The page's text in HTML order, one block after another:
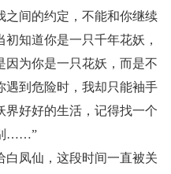
之间的约定，不能和你继续
知道你是一只千年花妖，
因为你是一只花妖，而是不
遇到危险时，我却只能袖手
界好好的生活，记得找一个
……”
凤仙，这段时间一直被关